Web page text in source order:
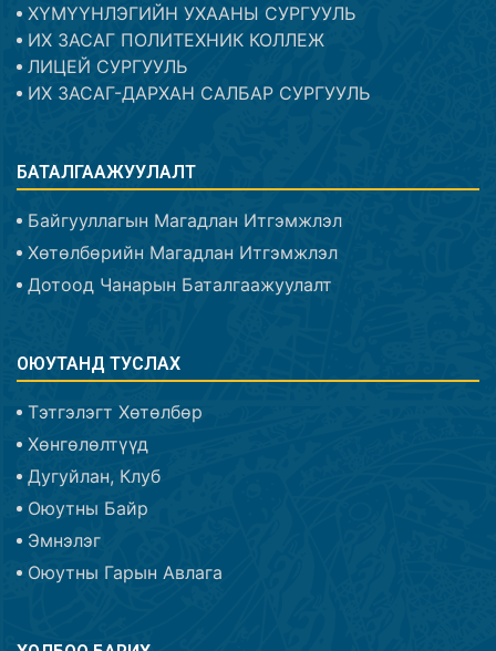
ХҮМҮҮНЛЭГИЙН УХААНЫ СУРГУУЛЬ
ИХ ЗАСАГ ПОЛИТЕХНИК КОЛЛЕЖ
ЛИЦЕЙ СУРГУУЛЬ
ИХ ЗАСАГ-ДАРХАН САЛБАР СУРГУУЛЬ
БАТАЛГААЖУУЛАЛТ
Байгууллагын Магадлан Итгэмжлэл
Хөтөлбөрийн Магадлан Итгэмжлэл
Дотоод Чанарын Баталгаажуулалт
ОЮУТАНД ТУСЛАХ
Тэтгэлэгт Хөтөлбөр
Хөнгөлөлтүүд
Дугуйлан, Клуб
Оюутны Байр
Эмнэлэг
Оюутны Гарын Авлага